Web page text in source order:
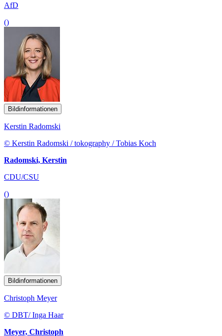
AfD
()
Bildinformationen
Kerstin Radomski
© Kerstin Radomski / tokography / Tobias Koch
Radomski, Kerstin
CDU/CSU
()
Bildinformationen
Christoph Meyer
© DBT/ Inga Haar
Meyer, Christoph